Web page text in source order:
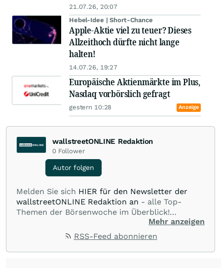
21.07.26, 20:07
Hebel-Idee | Short-Chance
Apple-Aktie viel zu teuer? Dieses
Allzeithoch dürfte nicht lange
halten!
14.07.26, 19:27
Europäische Aktienmärkte im Plus,
Nasdaq vorbörslich gefragt
gestern 10:28 Anzeige
wallstreetONLINE Redaktion
0 Follower
Autor folgen
Melden Sie sich HIER für den Newsletter der
wallstreetONLINE Redaktion an - alle Top-
Themen der Börsenwoche im Überblick!
Verpassen Sie kein wichtiges Anleger-Thema!Für
Beiträge auf diesem journalistischen Channel ist
Redaktion verantwortlich. Die Fachjournalisten
Mehr anzeigen
RSS-Feed abonnieren